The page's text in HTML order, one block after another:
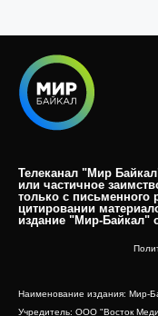
Телеканал "Мир
или частичное
только с письменного
цитировании
издание "Мир-Байкал"
Наименование издания: Мир-
Учредитель: ООО "Восток